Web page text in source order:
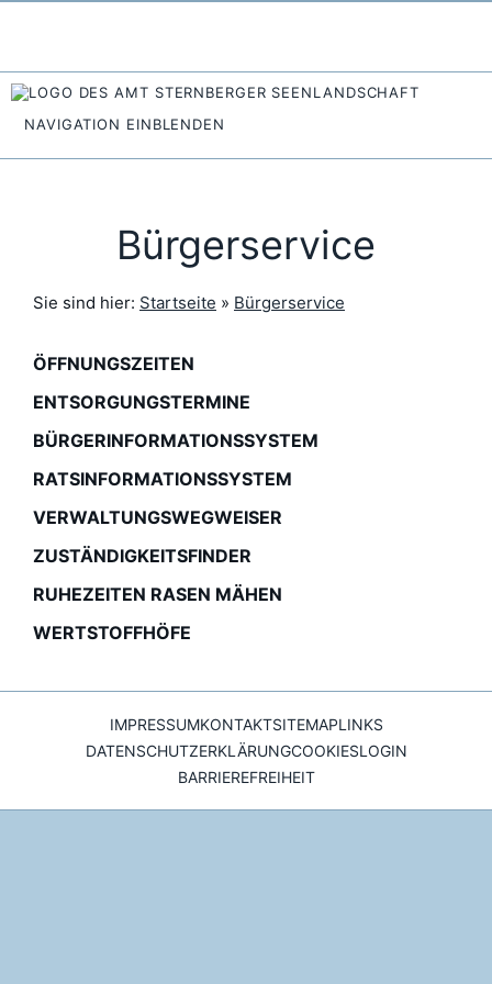
NAVIGATION EINBLENDEN
Bürgerservice
Sie sind hier: Startseite » Bürgerservice
ÖFFNUNGSZEITEN
ENTSORGUNGSTERMINE
BÜRGERINFORMATIONSSYSTEM
RATSINFORMATIONSSYSTEM
VERWALTUNGSWEGWEISER
ZUSTÄNDIGKEITSFINDER
RUHEZEITEN RASEN MÄHEN
WERTSTOFFHÖFE
IMPRESSUMKONTAKTSITEMAPLINKS
DATENSCHUTZERKLÄRUNGCOOKIESLOGIN
BARRIEREFREIHEIT